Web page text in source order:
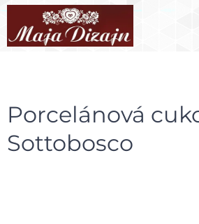
Porcelánová
Sottobosco